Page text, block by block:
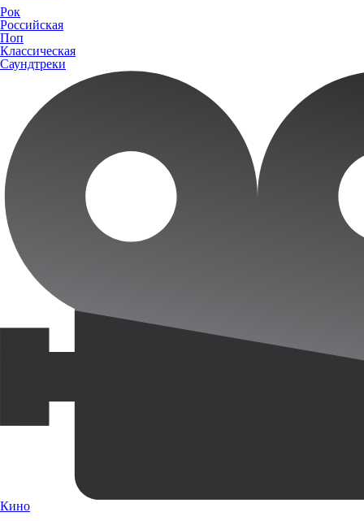
Рок
Российская
Поп
Классическая
Саундтреки
Кино